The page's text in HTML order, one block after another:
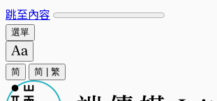
跳至內容
選單
简 简 繁